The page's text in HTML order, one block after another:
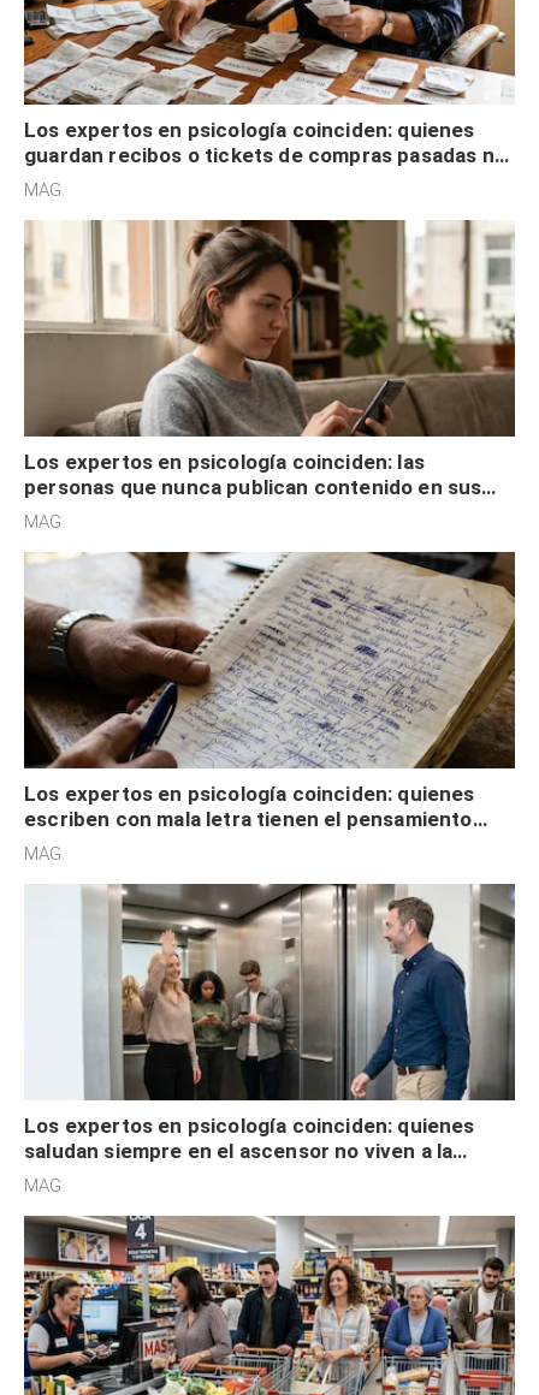
Los expertos en psicología coinciden: quienes
guardan recibos o tickets de compras pasadas no
son acumuladores, sino que tienen necesidad de
MAG.
Los expertos en psicología coinciden: las
personas que nunca publican contenido en sus
redes sociales no pretenden buscar validación
MAG.
Los expertos en psicología coinciden: quienes
escriben con mala letra tienen el pensamiento
acelerado y no lo hacen por desinterés
MAG.
Los expertos en psicología coinciden: quienes
saludan siempre en el ascensor no viven a la
defensiva y tienen apertura social
MAG.